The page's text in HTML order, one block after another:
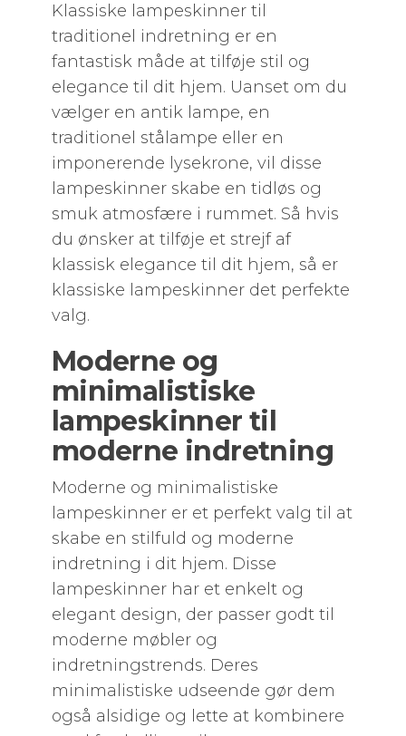
Klassiske lampeskinner til
traditionel indretning er en
fantastisk måde at tilføje stil og
elegance til dit hjem. Uanset om du
vælger en antik lampe, en
traditionel stålampe eller en
imponerende lysekrone, vil disse
lampeskinner skabe en tidløs og
smuk atmosfære i rummet. Så hvis
du ønsker at tilføje et strejf af
klassisk elegance til dit hjem, så er
klassiske lampeskinner det perfekte
valg.
Moderne og
minimalistiske
lampeskinner til
moderne indretning
Moderne og minimalistiske
lampeskinner er et perfekt valg til at
skabe en stilfuld og moderne
indretning i dit hjem. Disse
lampeskinner har et enkelt og
elegant design, der passer godt til
moderne møbler og
indretningstrends. Deres
minimalistiske udseende gør dem
også alsidige og lette at kombinere